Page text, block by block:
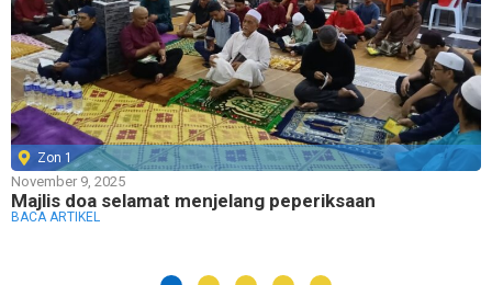
Zon 1
November 9, 2025
Majlis doa selamat menjelang peperiksaan
BACA ARTIKEL